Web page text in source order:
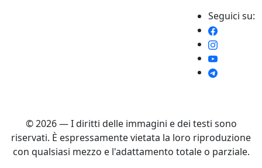
Seguici su:
© 2026 — I diritti delle immagini e dei testi sono
riservati. È espressamente vietata la loro riproduzione
con qualsiasi mezzo e l'adattamento totale o parziale.